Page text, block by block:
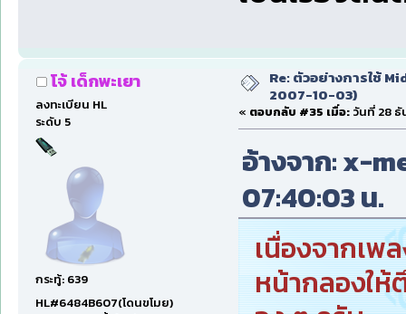
โจ้ เด็กพะเยา
ลงทะเบียน HL
ระดับ 5
กระทู้: 639
HL#6484B607(โดนขโมย)
Re: ตัวอย่างการใช้
2007-10-03)
« ตอบกลับ #35 เมื่อ: วันที่ 28 ธั
อ้างจาก: x-
07:40:03 น.
เนื่องจากเพ
หน้ากลองให้